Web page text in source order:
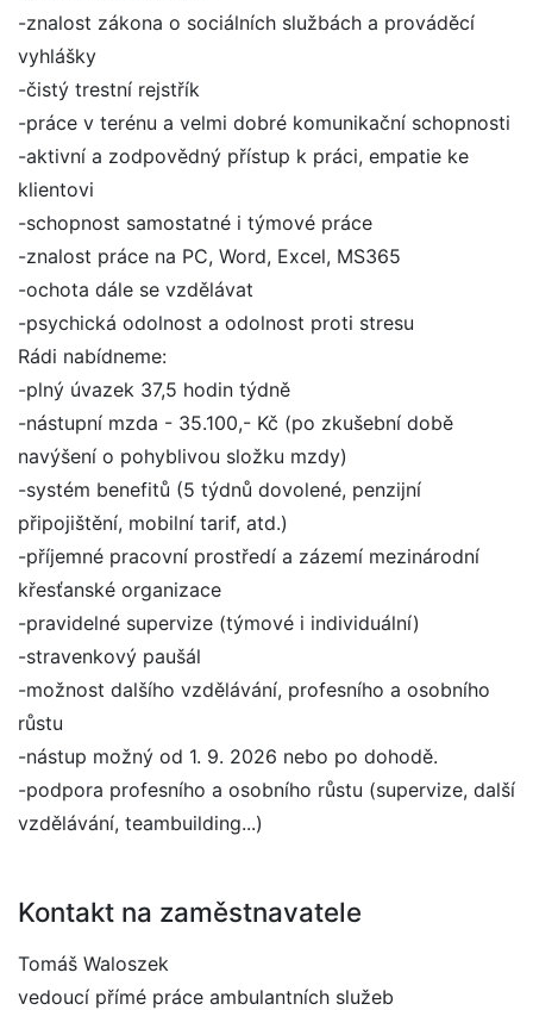
-znalost zákona o sociálních službách a prováděcí
vyhlášky
-čistý trestní rejstřík
-práce v terénu a velmi dobré komunikační schopnosti
-aktivní a zodpovědný přístup k práci, empatie ke
klientovi
-schopnost samostatné i týmové práce
-znalost práce na PC, Word, Excel, MS365
-ochota dále se vzdělávat
-psychická odolnost a odolnost proti stresu
Rádi nabídneme:
-plný úvazek 37,5 hodin týdně
-nástupní mzda - 35.100,- Kč (po zkušební době
navýšení o pohyblivou složku mzdy)
-systém benefitů (5 týdnů dovolené, penzijní
připojištění, mobilní tarif, atd.)
-příjemné pracovní prostředí a zázemí mezinárodní
křesťanské organizace
-pravidelné supervize (týmové i individuální)
-stravenkový paušál
-možnost dalšího vzdělávání, profesního a osobního
růstu
-nástup možný od 1. 9. 2026 nebo po dohodě.
-podpora profesního a osobního růstu (supervize, další
vzdělávání, teambuilding...)
Kontakt na zaměstnavatele
Tomáš Waloszek
vedoucí přímé práce ambulantních služeb